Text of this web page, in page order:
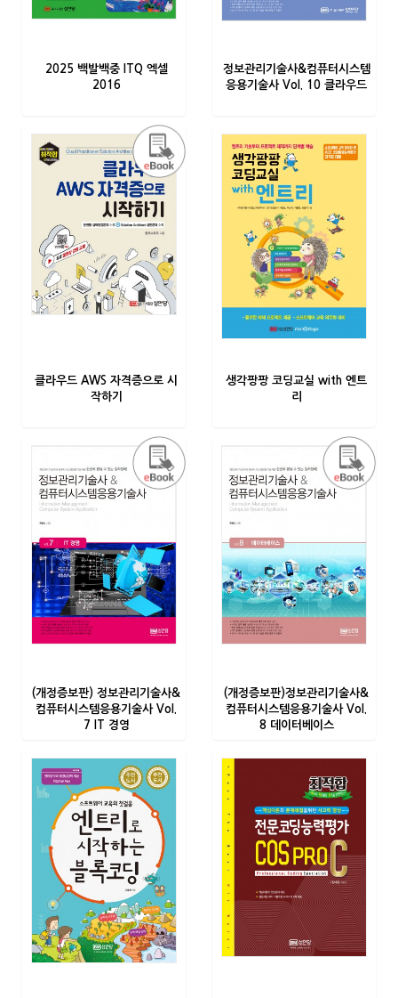
2025 백발백중 ITQ 엑셀
2016
정보관리기술사&컴퓨터시스템
응용기술사 Vol. 10 클라우드
클라우드 AWS 자격증으로 시
작하기
생각팡팡 코딩교실 with 엔트
리
(개정증보판) 정보관리기술사&
컴퓨터시스템응용기술사 Vol.
7 IT 경영
(개정증보판)정보관리기술사&
컴퓨터시스템응용기술사 Vol.
8 데이터베이스